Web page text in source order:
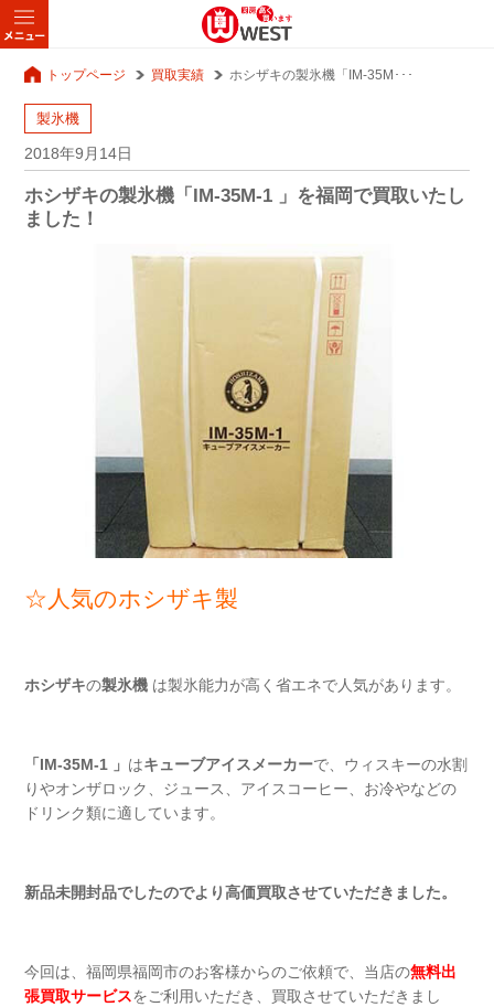
トップページ 買取実績 ホシザキの製氷機「IM-35M･･･
製氷機
2018年9月14日
ホシザキの製氷機「IM-35M-1 」を福岡で買取いたし
ました！
☆人気のホシザキ製
ホシザキの製氷機 は製氷能力が高く省エネで人気があります。
「IM-35M-1 」 はキューブアイスメーカーで、ウィスキーの水割
りやオンザロック、ジュース、アイスコーヒー、お冷やなどの
ドリンク類に適しています。
新品未開封品でしたのでより高価買取させていただきました。
今回は、福岡県福岡市のお客様からのご依頼で、当店の無料出
張買取サービスをご利用いただき、買取させていただきまし